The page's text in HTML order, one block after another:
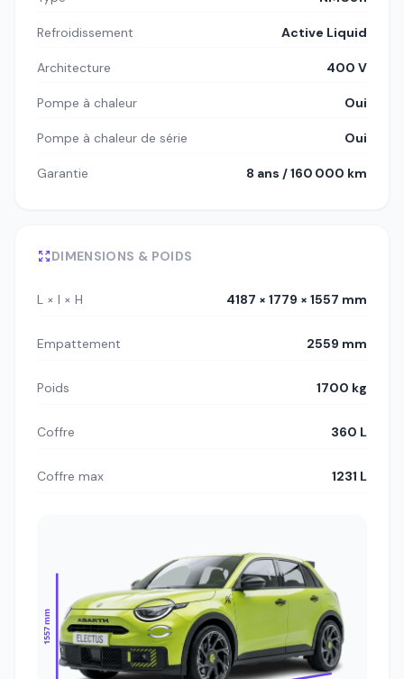
Refroidissement Active Liquid
Architecture 400 V
Pompe à chaleur Oui
Pompe à chaleur de série Oui
Garantie 8 ans / 160 000 km
DIMENSIONS & POIDS
L × l × H 4187 × 1779 × 1557 mm
Empattement 2559 mm
Poids 1700 kg
Coffre 360 L
Coffre max 1231 L
1557 mm